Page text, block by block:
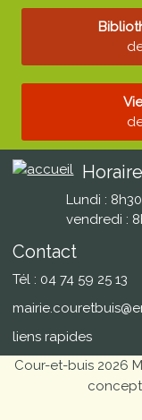
Lundi :
vendredi :
Contact
Tél : 04 74 59 25 13
liens rapides
Cour-et-buis 2026